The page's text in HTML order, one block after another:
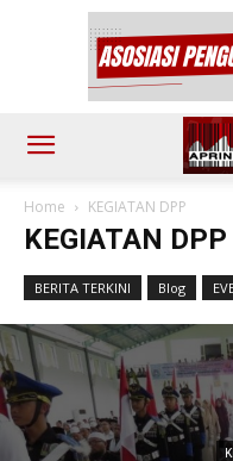
Home KEGIATAN DPP
KEGIATAN DPP
BERITA TERKINI Blog